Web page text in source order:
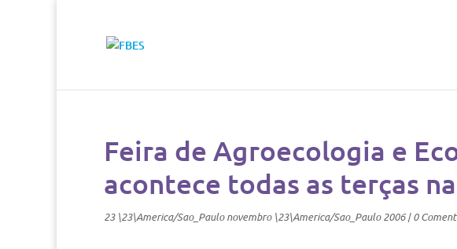
Feira de Agroecologia e
acontece todas as terças na
23 \23\America/Sao_Paulo novembro \23\America/Sao_Paulo 2006|0